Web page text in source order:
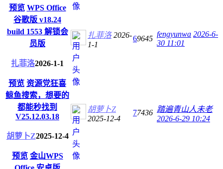
预览 WPS Office
谷歌版 v18.24
build 1553 解锁会
员版
扎菲洛2026-1-1
扎菲洛 2026-
1-1
69645
fengyunwa 2026-6-
30 11:01
预览 资源党狂喜
鲸鱼搜索，想要的
都能秒找到
V25.12.03.18
胡萝卜Z2025-12-4
胡萝卜Z
2025-12-4
77436 踏遍青山人未老
2026-6-29 10:24
预览 金山WPS